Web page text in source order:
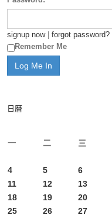
signup now| forgot password?
Remember Me
日曆
一
二 三
4
5 6
11
12 13
18
19 20
25
26 27